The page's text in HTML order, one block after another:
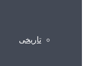
تاریخی